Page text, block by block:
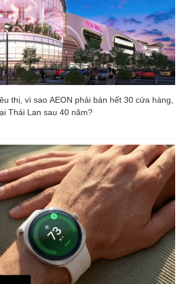
thị, vì sao AEON phải bán hết 30 cửa hàng,
Thái Lan sau 40 năm?